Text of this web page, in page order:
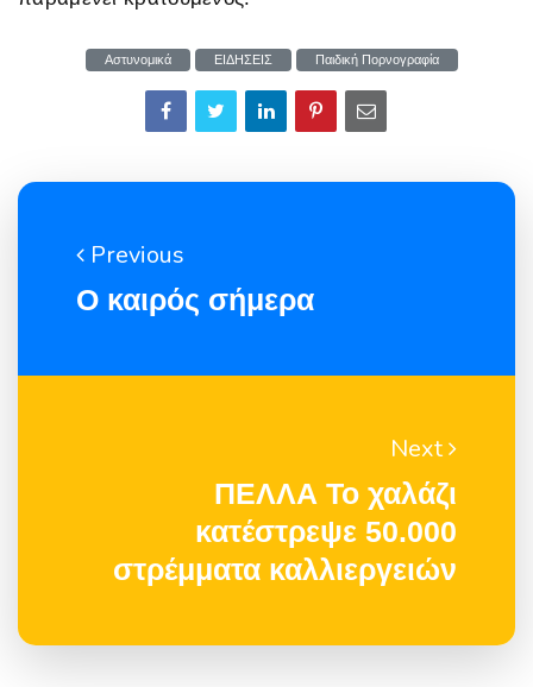
Αστυνομικά ΕΙΔΗΣΕΙΣ Παιδική Πορνογραφία
Previous
Ο καιρός σήμερα
Next
ΠΕΛΛΑ Το χαλάζι
κατέστρεψε 50.000
στρέμματα καλλιεργειών